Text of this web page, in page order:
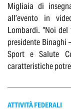
Migliaia di
all’evento in
Lombardi. “Noi
presidente Binaghi
Sport e Salute
caratteristiche
ATTIVITÀ FEDERALI